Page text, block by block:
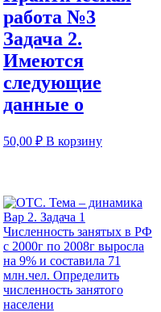
работа №3
Задача 2.
Имеются
следующие
данные о
50,00 ₽ В корзину